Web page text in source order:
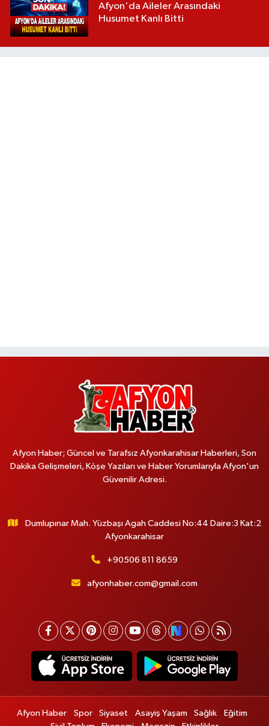
Afyon'da Aileler Arasındaki
Husumet Kanlı Bitti
Afyon Haber; Güncel ve Tarafsız Afyonkarahisar Haberleri, Son
Dakika Gelişmeleri, Köşe Yazıları ve Haber Yorumlarıyla Afyon'un
Güvenilir Adresi.
Dumlupınar Mah. Yüzbaşı Agah Caddesi No:44 Daire:3 Kat:2
Afyonkarahisar
+90506 811 8659
afyonhaber.com@gmail.com
Afyon Haber Spor Siyaset Asayiş Yaşam Sağlık
Eğitim